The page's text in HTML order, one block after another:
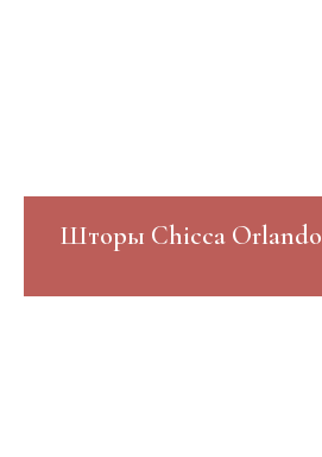
Шторы Chicca Orlando